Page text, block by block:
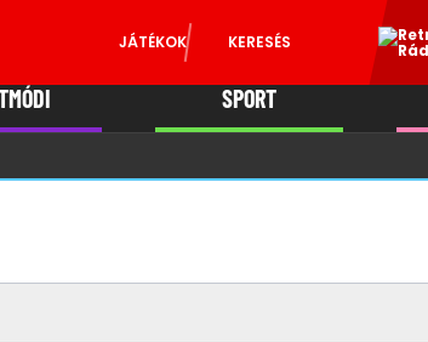
JÁTÉKOK KERESÉS
SPORT